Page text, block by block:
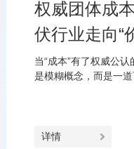
权威团体成
伏行业走向“
当“成本”有了权威公
是模糊概念，而是一
详情